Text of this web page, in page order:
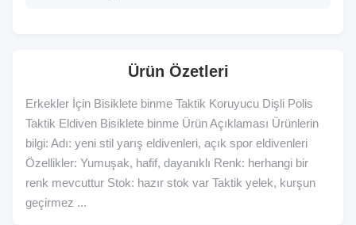
Ürün Özetleri
Erkekler İçin Bisiklete binme Taktik Koruyucu Dişli Polis
Taktik Eldiven Bisiklete binme Ürün Açıklaması Ürünlerin
bilgi: Adı: yeni stil yarış eldivenleri, açık spor eldivenleri
Özellikler: Yumuşak, hafif, dayanıklı Renk: herhangi bir
renk mevcuttur Stok: hazır stok var Taktik yelek, kurşun
geçirmez ...